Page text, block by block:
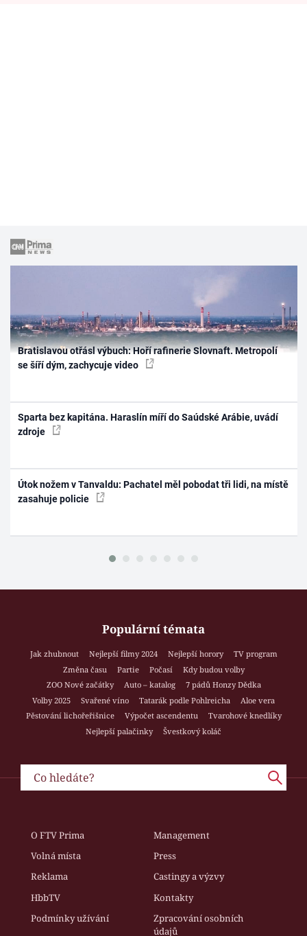
Bratislavou otřásl výbuch: Hoří rafinerie Slovnaft. Metropolí
se šíří dým, zachycuje video
Sparta bez kapitána. Haraslín míří do Saúdské Arábie, uvádí
zdroje
Útok nožem v Tanvaldu: Pachatel měl pobodat tři lidi, na místě
zasahuje policie
Populární témata
Jak zhubnout Nejlepší filmy 2024 Nejlepší horory
TV program
Změna času
Partie Počasí
Kdy budou volby
ZOO Nové začátky
Auto – katalog
7 pádů Honzy Dědka
Volby 2025
Svařené víno Tatarák podle Pohlreicha
Aloe vera
Pěstování lichořeřišnice
Výpočet ascendentu
Tvarohové knedlíky
Nejlepší palačinky
Švestkový koláč
O FTV Prima
Management
Volná místa
Press
Reklama
Castingy a výzvy
HbbTV
Kontakty
Podmínky užívání
Zpracování osobních
údajů